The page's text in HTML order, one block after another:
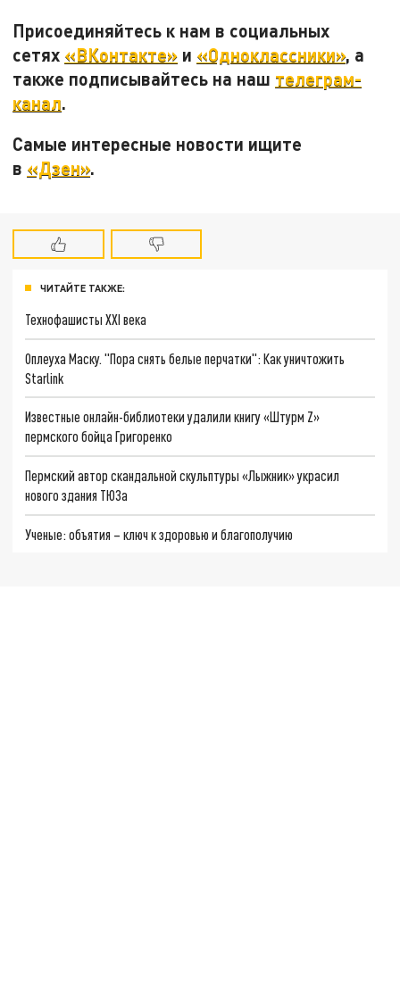
Присоединяйтесь к нам в социальных
сетях «ВКонтакте» и «Одноклассники», а
также подписывайтесь на наш телеграм-
канал.
Самые интересные новости ищите
в «Дзен».
ЧИТАЙТЕ ТАКЖЕ:
Технофашисты XXI века
Оплеуха Маску. "Пора снять белые перчатки": Как уничтожить
Starlink
Известные онлайн-библиотеки удалили книгу «Штурм Z»
пермского бойца Григоренко
Пермский автор скандальной скульптуры «Лыжник» украсил
нового здания ТЮЗа
Ученые: объятия – ключ к здоровью и благополучию